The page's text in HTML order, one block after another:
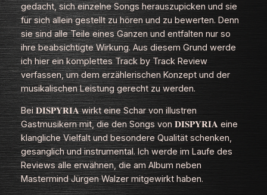
gedacht, sich einzelne Songs herauszupicken und sie
für sich allein gestellt zu hören und zu bewerten. Denn
sie sind alle Teile eines Ganzen und entfalten nur so
ihre beabsichtigte Wirkung. Aus diesem Grund werde
ich hier ein komplettes Track by Track Review
verfassen, um dem erzählerischen Konzept und der
musikalischen Leistung gerecht zu werden.
Bei 𝐃𝐈𝐒𝐏𝐘𝐑𝐈𝐀 wirkt eine Schar von illustren
Gastmusikern mit, die den Songs von 𝐃𝐈𝐒𝐏𝐘𝐑𝐈𝐀 eine
klangliche Vielfalt und besondere Qualität schenken,
gesanglich und instrumental. Ich werde im Laufe des
Reviews alle erwähnen, die am Album neben
Mastermind Jürgen Walzer mitgewirkt haben.